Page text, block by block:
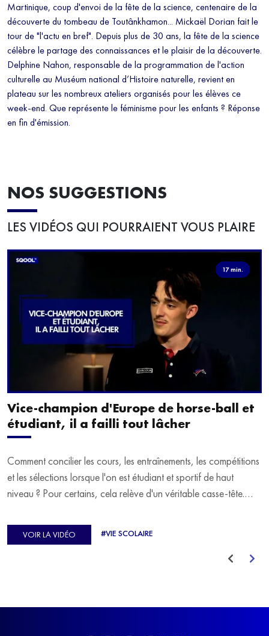
Martinique, coup d'envoi de la fête de la science, centenaire de la
découverte du tombeau de Toutânkhamon... Mickaël Dorian fait le
tour de "l'actu en bref". Depuis plus de 30 ans, la fête de la science
célèbre le partage des connaissances et le plaisir de la découverte.
Delphine Nahon, responsable de la programmation de l'action
culturelle au Muséum national d’Histoire naturelle, revient en
plateau sur les nombreux ateliers organisés pour les élèves ce
week-end. Que représente le féminisme pour les enfants ? Réponse
en fin d'émission.
NOS SUGGESTIONS
LES VIDÉOS QUI POURRAIENT VOUS PLAIRE
17 min.
Vice-champion d'Europe de horse-ball et
étudiant, il a failli tout lâcher
Comment concilier les cours, les entraînements, les compétitions
et les sélections lorsque l'on est étudiant et sportif de haut
niveau ? Pour certains, cela relève d'un véritable casse-tête.
d'Europe de Horse-ball, qui a failli abandonner ses études
avant de trouver un nouvel équilibre.
VOIR LA VIDÉO #VIE SCOLAIRE